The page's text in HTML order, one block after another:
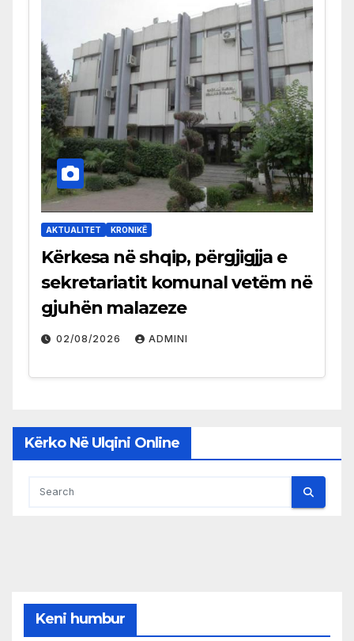
AKTUALITET KRONIKË
Kërkesa në shqip, përgjigjja e
sekretariatit komunal vetëm në
gjuhën malazeze
02/08/2026 ADMINI
Kërko Në Ulqini Online
Keni humbur